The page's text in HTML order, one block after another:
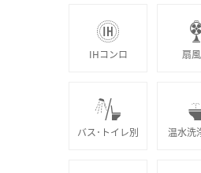
IHコンロ 扇
バス･トイレ別 温水洗